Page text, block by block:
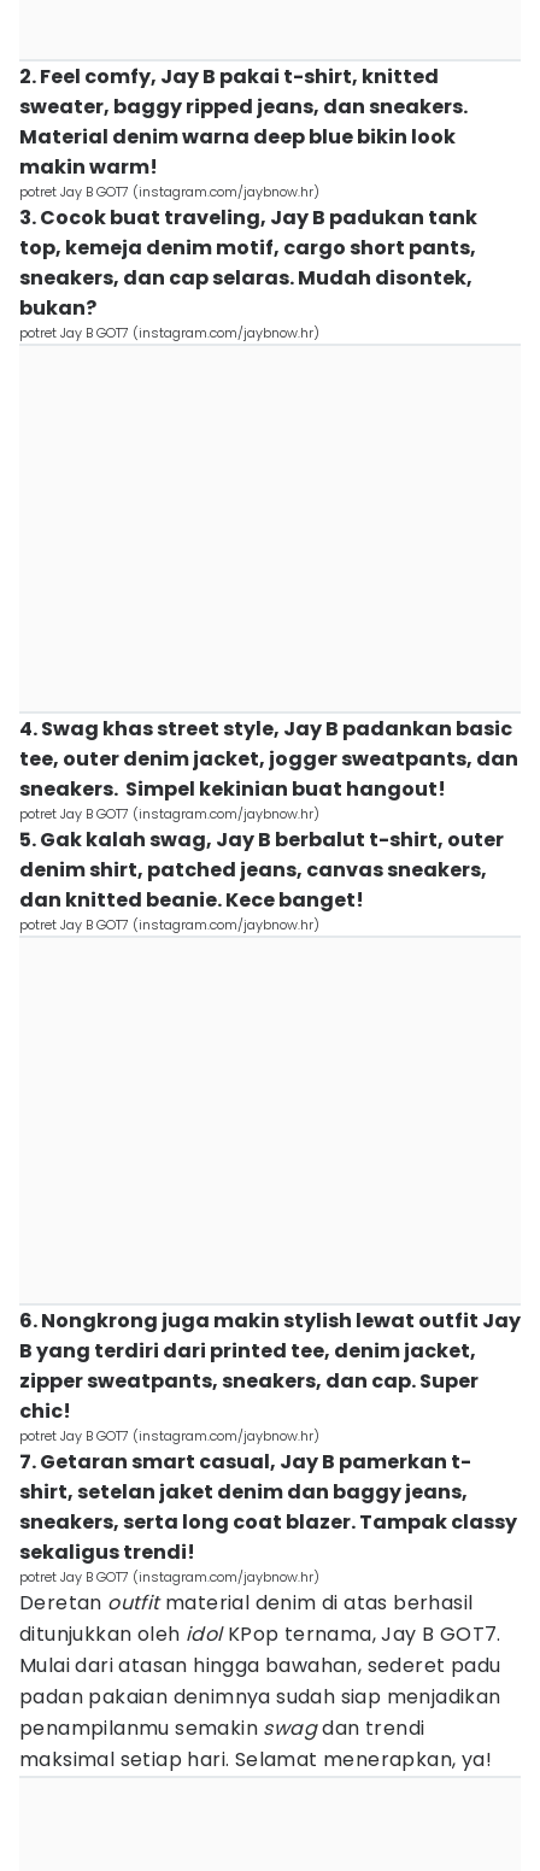
2. Feel comfy, Jay B pakai t-shirt, knitted
sweater, baggy ripped jeans, dan sneakers.
Material denim warna deep blue bikin look
makin warm!
potret Jay B GOT7 (instagram.com/jaybnow.hr)
3. Cocok buat traveling, Jay B padukan tank
top, kemeja denim motif, cargo short pants,
sneakers, dan cap selaras. Mudah disontek,
bukan?
potret Jay B GOT7 (instagram.com/jaybnow.hr)
4. Swag khas street style, Jay B padankan basic
tee, outer denim jacket, jogger sweatpants, dan
sneakers. Simpel kekinian buat hangout!
potret Jay B GOT7 (instagram.com/jaybnow.hr)
5. Gak kalah swag, Jay B berbalut t-shirt, outer
denim shirt, patched jeans, canvas sneakers,
dan knitted beanie. Kece banget!
potret Jay B GOT7 (instagram.com/jaybnow.hr)
6. Nongkrong juga makin stylish lewat outfit Jay
B yang terdiri dari printed tee, denim jacket,
zipper sweatpants, sneakers, dan cap. Super
chic!
potret Jay B GOT7 (instagram.com/jaybnow.hr)
7. Getaran smart casual, Jay B pamerkan t-
shirt, setelan jaket denim dan baggy jeans,
sneakers, serta long coat blazer. Tampak classy
sekaligus trendi!
potret Jay B GOT7 (instagram.com/jaybnow.hr)
Deretan outfitmaterial denim di atas berhasil
ditunjukkan oleh idolKPop ternama, Jay B GOT7.
Mulai dari atasan hingga bawahan, sederet padu
padan pakaian denimnya sudah siap menjadikan
penampilanmu semakin swagdan trendi
maksimal setiap hari. Selamat menerapkan, ya!